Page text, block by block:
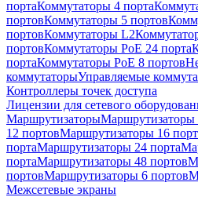
портаКоммутаторы 4 порта
портовКоммутаторы 5 портов
портовКоммутаторы L2
портовКоммутаторы PoE 24 порта
портаКоммутаторы PoE 8 портов
коммутаторыУправляемые
Контроллеры точек доступа
Лицензии для сетевого
МаршрутизаторыМаршрутизаторы
12 портовМаршрутизаторы 16
портаМаршрутизаторы 24 порта
портаМаршрутизаторы 48 портов
портовМаршрутизаторы 6 портов
Межсетевые экраны